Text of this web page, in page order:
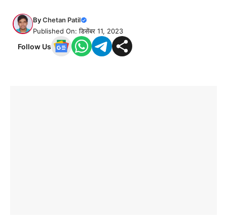
ByChetan Patil
Published On: डिसेंबर 11, 2023
Follow Us